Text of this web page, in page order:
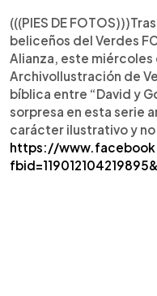
(((PIES DE
beliceños del Verdes
Alianza, este miércoles
ArchivoIlustración de
bíblica entre “David y
sorpresa en esta serie
carácter ilustrativo y
https://